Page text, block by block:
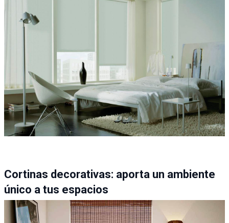
Cortinas decorativas: aporta un ambiente
único a tus espacios